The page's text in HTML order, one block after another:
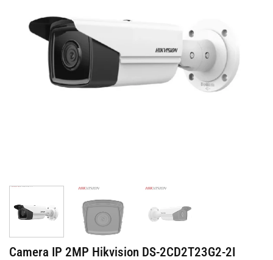
Camera IP 2MP Hikvision DS-2CD2T23G2-2I